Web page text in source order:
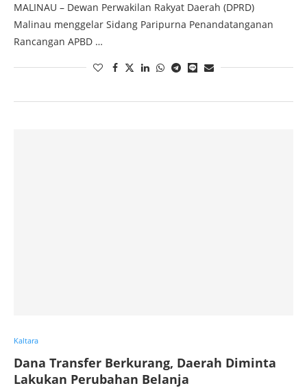
MALINAU – Dewan Perwakilan Rakyat Daerah (DPRD)
Malinau menggelar Sidang Paripurna Penandatanganan
Rancangan APBD …
Kaltara
Dana Transfer Berkurang, Daerah Diminta
Lakukan Perubahan Belanja